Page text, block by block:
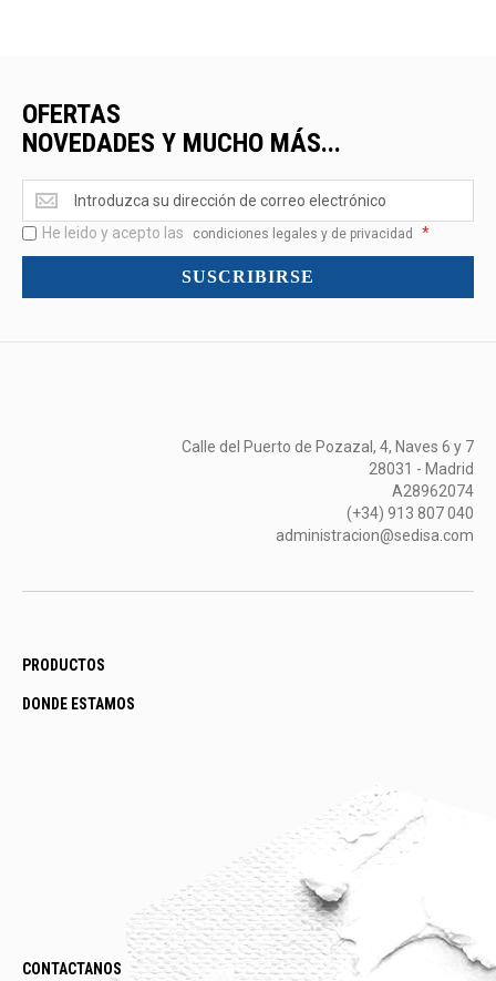
OFERTAS
NOVEDADES Y MUCHO MÁS...
Ofertas
<br>Novedades
y
mucho
He leido y acepto las condiciones legales y de privacidad *
SUSCRIBIRSE
Calle del Puerto de Pozazal, 4, Naves 6 y 7
28031 - Madrid
A28962074
(+34) 913 807 040
administracion@sedisa.com
PRODUCTOS
DONDE ESTAMOS
CONTACTANOS